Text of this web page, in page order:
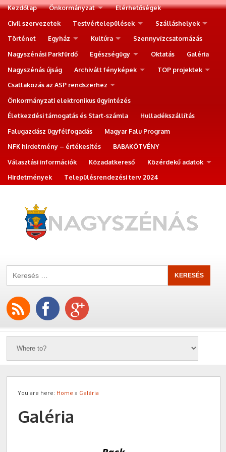
Kezdőlap Önkormányzat
Elérhetőségek
Civil szervezetek
Testvértelepülések
Szálláshelyek
Történet
Egyház Kultúra
Szennyvízcsatornázás
Nagyszénási Parkfürdő
Egészségügy Oktatás
Galéria
Nagyszénás újság
Archivált fényképek
TOP projektek
Csatlakozás az ASP rendszerhez
Önkormányzati elektronikus ügyintézés
Életkezdési támogatás és Start-számla
Hulladékszállítás
Falugazdász ügyfélfogadás
Magyar Falu Program
NFK hirdetmény – értékesítés
BABAKÖTVÉNY
Választási információk
Közadatkereső
Közérdekű adatok
Hirdetmények
Településrendezési terv 2024
You are here: Home » Galéria
Galéria